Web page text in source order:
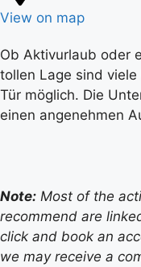
View on map
Ob Aktivurlaub oder
tollen Lage sind
Tür möglich. Die
einen angenehmen
Note: Most of the
recommend are
click and book an
we may receive a